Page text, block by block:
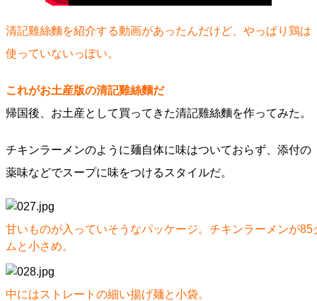
清記雞絲麵を紹介する動画があったんだけど、やっぱり鶏は
使っていないっぽい。
これがお土産版の清記雞絲麵だ
帰国後、お土産として買ってきた清記雞絲麵を作ってみた。
チキンラーメンのように麺自体に味はついておらず、添付の
薬味などでスープに味をつけるスタイルだ。
甘いものが入っていそうなパッケージ。チキンラーメンが
ムと小さめ。
中にはストレートの細い揚げ麺と小袋。